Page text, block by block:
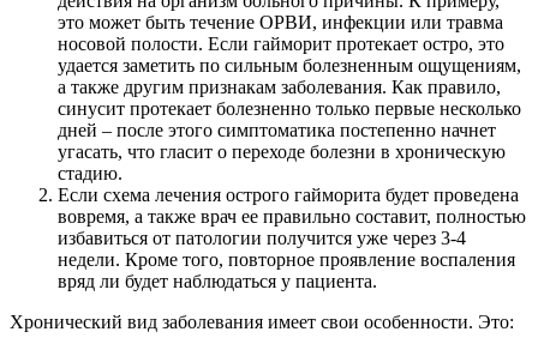
это может быть течение ОРВИ, инфекции или травма
носовой полости. Если гайморит протекает остро, это
удается заметить по сильным болезненным ощущениям,
а также другим признакам заболевания. Как правило,
синусит протекает болезненно только первые несколько
дней – после этого симптоматика постепенно начнет
угасать, что гласит о переходе болезни в хроническую
стадию.
Если схема лечения острого гайморита будет проведена
вовремя, а также врач ее правильно составит, полностью
избавиться от патологии получится уже через 3-4
недели. Кроме того, повторное проявление воспаления
вряд ли будет наблюдаться у пациента.
Хронический вид заболевания имеет свои особенности. Это: